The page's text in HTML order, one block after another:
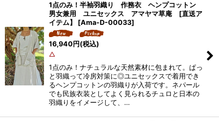
1点のみ！半袖羽織り 作務衣 ヘンプコットン
男女兼用 ユニセックス アマヤマ草庵 [直送ア
イテム】
[Ama-D-00033]
16,940円(税込)
△
1点のみ！ナチュラルな天然素材に包まれて。ぱっ
と羽織って冷房対策に◎ユニセックスで着用でき
るヘンプコットンの羽織りが入荷です。ネパール
でも民族衣装としてよく見られるチュロと日本の
羽織りをイメージして、…